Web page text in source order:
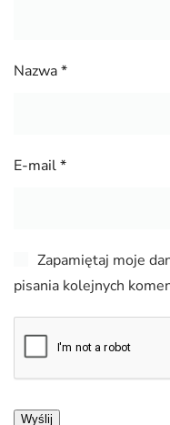
Nazwa*
E-mail*
Zapamiętaj moje
pisania kolejnych